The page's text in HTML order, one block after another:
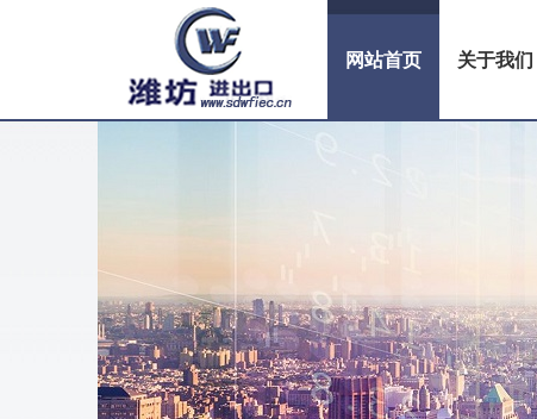
网站首页 关于我们